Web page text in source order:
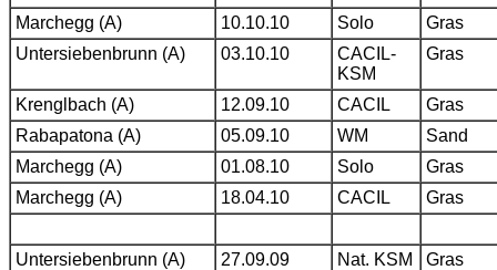
Marchegg (A) 10.10.10 Solo
Gras
Untersiebenbrunn (A)
03.10.10
CACIL-
KSM
Gras
Krenglbach (A) 12.09.10 CACIL
Gras
Rabapatona (A)
05.09.10 WM
Sand
Marchegg (A)
01.08.10 Solo
Gras
Marchegg (A)
18.04.10 CACIL Gras
Untersiebenbrunn (A) 27.09.09 Nat. KSM
Gras